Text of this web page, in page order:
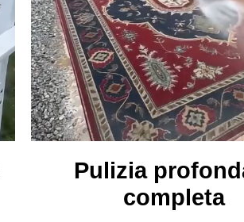
Pulizia
completa